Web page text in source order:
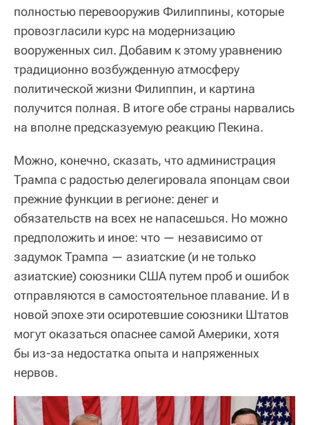
полностью перевооружив Филиппины, которые
провозгласили курс на модернизацию
вооруженных сил. Добавим к этому уравнению
традиционно возбужденную атмосферу
политической жизни Филиппин, и картина
получится полная. В итоге обе страны нарвались
на вполне предсказуемую реакцию Пекина.
Можно, конечно, сказать, что администрация
Трампа с радостью делегировала японцам свои
прежние функции в регионе: денег и
обязательств на всех не напасешься. Но можно
предположить и иное: что — независимо от
задумок Трампа — азиатские (и не только
азиатские) союзники США путем проб и ошибок
отправляются в самостоятельное плавание. И в
новой эпохе эти осиротевшие союзники Штатов
могут оказаться опаснее самой Америки, хотя
бы из-за недостатка опыта и напряженных
нервов.